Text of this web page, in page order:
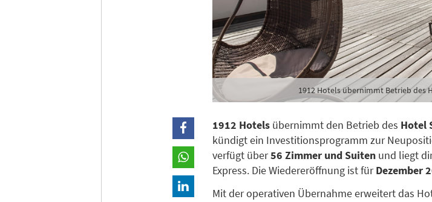
1912 Hotels übernimmt Betrieb des
1912 Hotels übernimmt den Betrieb des Hotel
kündigt ein Investitionsprogramm zur
verfügt über56 Zimmer und Suiten und liegt
Express. Die Wiedereröffnung ist fürDezember
Mit der operativen Übernahme erweitert das